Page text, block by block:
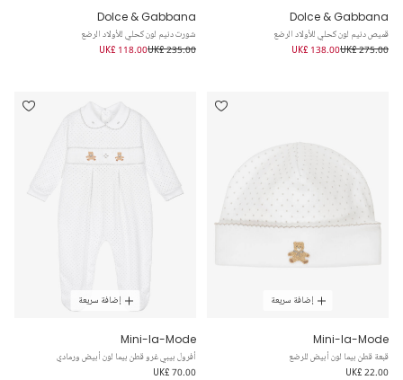
Dolce & Gabbana
قميص دنيم لون كحلي للأولاد الرضع
UK£ 275.00
UK£ 138.00
Dolce & Gabbana
شورت دنيم لون كحلي للأولاد الرضع
UK£ 235.00
UK£ 118.00
إضافة سريعة
Mini-la-Mode
قبعة قطن بيما لون أبيض للرضع
UK£ 22.00
إضافة سريعة
Mini-la-Mode
أفرول بيبي غرو قطن بيما لون أبيض ورمادي
UK£ 70.00